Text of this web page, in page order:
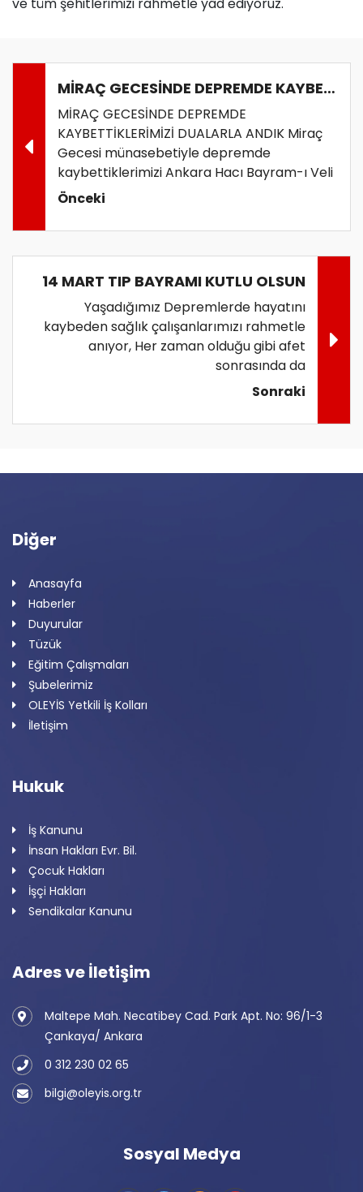
MİRAÇ GECESİNDE DEPREMDE KAYBETTİKLERİMİZİ DUALARLA ANDIK
MİRAÇ GECESİNDE DEPREMDE
KAYBETTİKLERİMİZİ DUALARLA ANDIK Miraç
Gecesi münasebetiyle depremde
kaybettiklerimizi Ankara Hacı Bayram-ı Veli
Önceki
14 MART TIP BAYRAMI KUTLU OLSUN
Yaşadığımız Depremlerde hayatını
kaybeden sağlık çalışanlarımızı rahmetle
anıyor, Her zaman olduğu gibi afet
sonrasında da
Sonraki
Diğer
Anasayfa
Haberler
Duyurular
Tüzük
Eğitim Çalışmaları
Şubelerimiz
OLEYİS Yetkili İş Kolları
İletişim
Hukuk
İş Kanunu
İnsan Hakları Evr. Bil.
Çocuk Hakları
İşçi Hakları
Sendikalar Kanunu
Adres ve İletişim
Maltepe Mah. Necatibey Cad. Park Apt. No: 96/1-3
Çankaya/ Ankara
0 312 230 02 65
bilgi@oleyis.org.tr
Sosyal Medya